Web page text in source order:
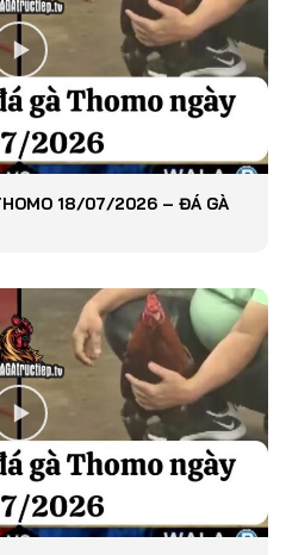
18/07/2026 – ĐÁ GÀ